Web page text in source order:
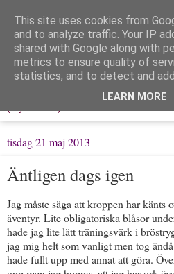
Löpning & Livet
Mitt liv, mina tankar & min träning
tisdag 21 maj 2013
Äntligen dags igen
Jag måste säga att kroppen har känts
äventyr. Lite obligatoriska blåsor
hade jag lite lätt träningsvärk i
jag mig helt som vanligt men tog
hade fullt upp med annat att göra.
This site uses cookies from
and to analyze traffic. Your IP
shared with Google along with
metrics to ensure quality of
statistics, and to detect and
LEARN MORE